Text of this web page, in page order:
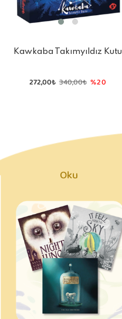
Kawkaba Takımyıldız Kutu
272,00₺ 340,00₺ %20
Oku